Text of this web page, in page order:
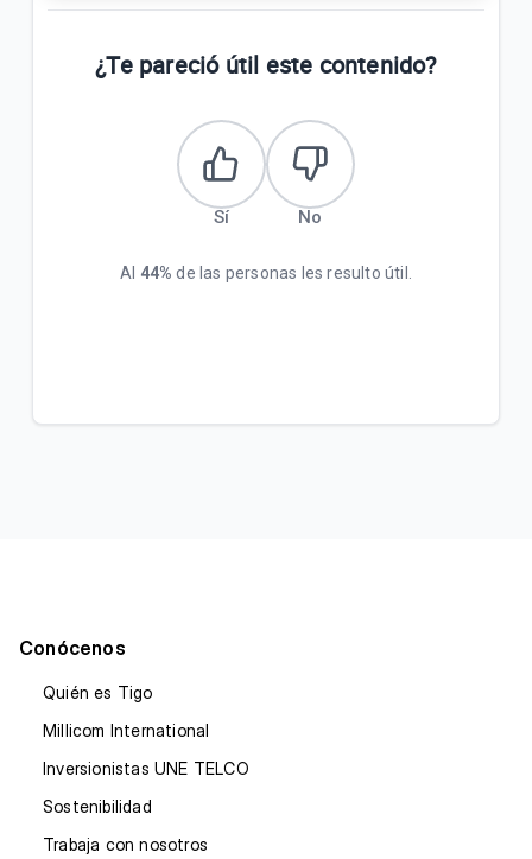
¿Te pareció útil este contenido?
Sí No
Al 44% de las personas les resulto útil.
Conócenos
Quién es Tigo
Millicom International
Inversionistas UNE TELCO
Sostenibilidad
Trabaja con nosotros